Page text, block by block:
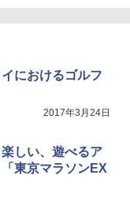
におけるゴルフ
2017年3月24日
しい、遊べるア
東京マラソンEX